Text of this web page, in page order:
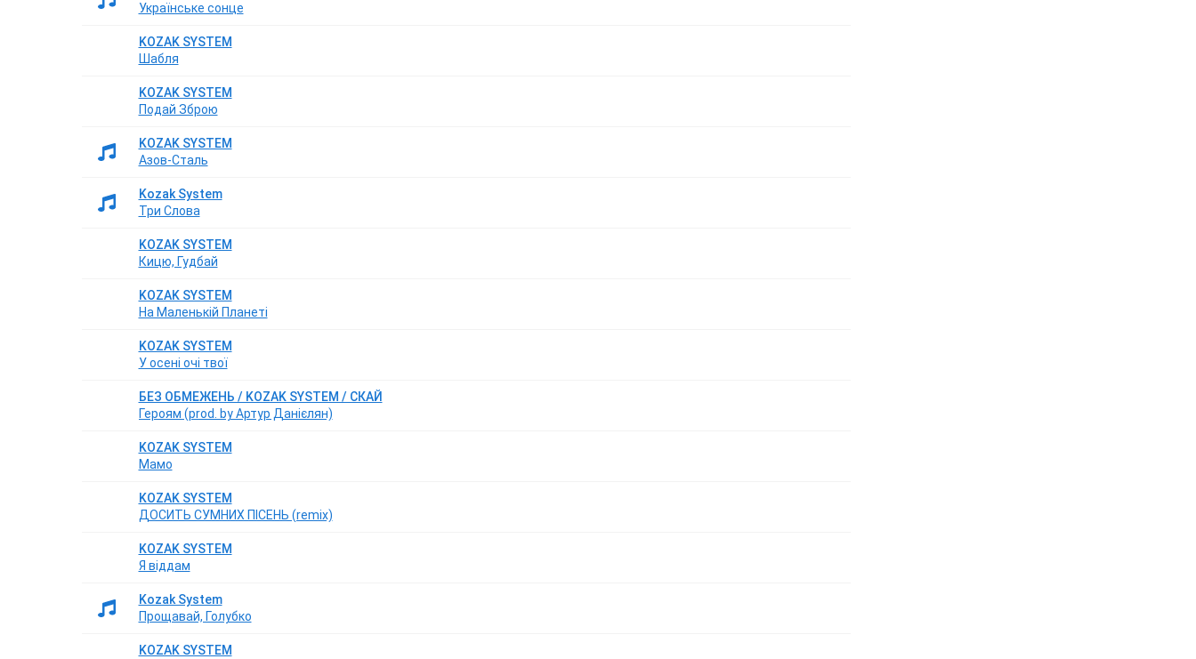
Українське сонце
KOZAK SYSTEM
Шабля
KOZAK SYSTEM
Подай Зброю
KOZAK SYSTEM
Азов-Сталь
Kozak System
Три Слова
KOZAK SYSTEM
Кицю, Гудбай
KOZAK SYSTEM
На Маленькій Планеті
KOZAK SYSTEM
У осені очі твої
БЕЗ ОБМЕЖЕНЬ / KOZAK SYSTEM / СКАЙ
Героям (prod. by Артур Данієлян)
KOZAK SYSTEM
Мамо
KOZAK SYSTEM
ДОСИТЬ СУМНИХ ПІСЕНЬ (remix)
KOZAK SYSTEM
Я віддам
Kozak System
Прощавай, Голубко
KOZAK SYSTEM